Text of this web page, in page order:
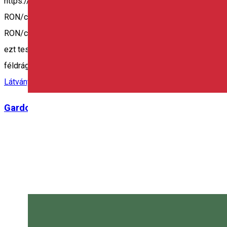
RON/csoport. • Idegenvezetés a parajdi Só-szorosban: 300
RON/csoport. [Az ország legtapasztaltabb fazakasa által
ezt tesszük, miközben meg is sütjük és elfogyasztjuk a saját
féldrágakőből. Tarts velünk. Magenta 7]
Látványműhely
Gardon és hegedűkészítő műhely